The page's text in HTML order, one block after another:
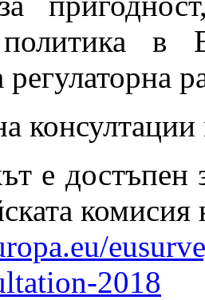
политика
регулаторна
е достъпен
комисия
2018